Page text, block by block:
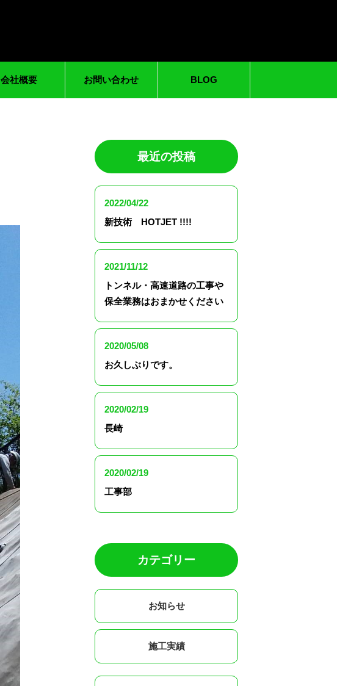
会社概要 お問い合わせ BLOG
最近の投稿
2022/04/22
新技術 HOTJET !!!!
2021/11/12
トンネル・高速道路の工事や
保全業務はおまかせください
2020/05/08
お久しぶりです。
2020/02/19
長崎
2020/02/19
工事部
カテゴリー
お知らせ
施工実績